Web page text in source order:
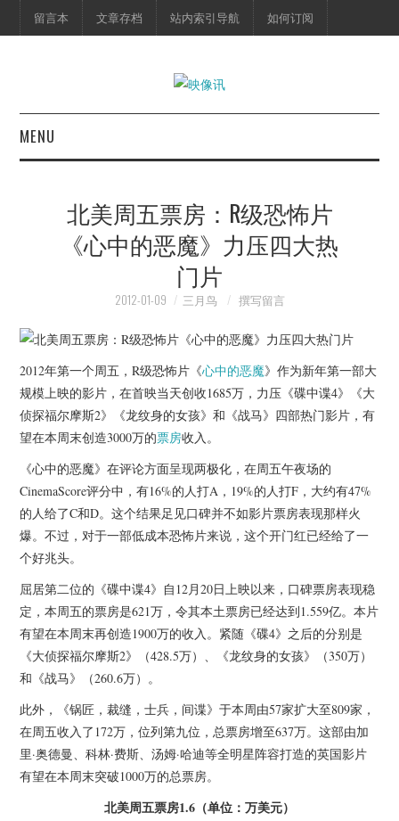
留言本 文章存档 站内索引导航 如何订阅
MENU
映像快讯
脱口秀
杂七杂八
电影档期
推荐电影
北美周五票房：R级恐怖片
《心中的恶魔》力压四大热
门片
2012-01-09 三月鸟 撰写留言
2012年第一个周五，R级恐怖片《心中的恶魔》作为新年第一部大
规模上映的影片，在首映当天创收1685万，力压《碟中谍4》《大
侦探福尔摩斯2》《龙纹身的女孩》和《战马》四部热门影片，有
望在本周末创造3000万的票房收入。
《心中的恶魔》在评论方面呈现两极化，在周五午夜场的
CinemaScore评分中，有16%的人打A，19%的人打F，大约有47%
的人给了C和D。这个结果足见口碑并不如影片票房表现那样火
爆。不过，对于一部低成本恐怖片来说，这个开门红已经给了一
个好兆头。
屈居第二位的《碟中谍4》自12月20日上映以来，口碑票房表现稳
定，本周五的票房是621万，令其本土票房已经达到1.559亿。本片
有望在本周末再创造1900万的收入。紧随《碟4》之后的分别是
《大侦探福尔摩斯2》（428.5万）、《龙纹身的女孩》（350万）
和《战马》（260.6万）。
此外，《锅匠，裁缝，士兵，间谍》于本周由57家扩大至809家，
在周五收入了172万，位列第九位，总票房增至637万。这部由加
里·奥德曼、科林·费斯、汤姆·哈迪等全明星阵容打造的英国影片
有望在本周末突破1000万的总票房。
北美周五票房1.6（单位：万美元）